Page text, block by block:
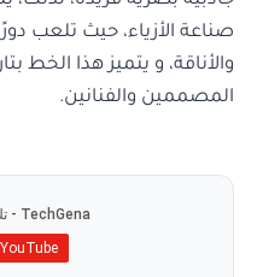
صناعة الأزياء، حيث تلعب
والأناقة، و يتميز هذا الخط
المصممين والفنانين.